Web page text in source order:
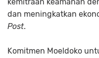
dan meningkatkan
Post.
Komitmen Moeldoko